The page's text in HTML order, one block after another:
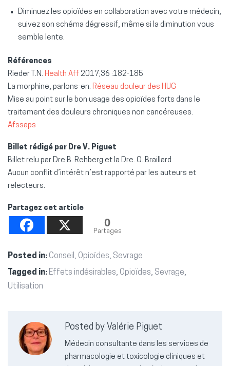
Diminuez les opioïdes en collaboration avec votre médecin,
suivez son schéma dégressif, même si la diminution vous
semble lente.
Références
Rieder T.N. Health Aff 2017;36 :182-185
La morphine, parlons-en. Réseau douleur des HUG
Mise au point sur le bon usage des opioïdes forts dans le
traitement des douleurs chroniques non cancéreuses.
Afssaps
Billet rédigé par Dre V. Piguet
Billet relu par Dre B. Rehberg et la Dre. O. Braillard
Aucun conflit d’intérêt n’est rapporté par les auteurs et
relecteurs.
Partagez cet article
0
Partages
Posted in: Conseil, Opioïdes, Sevrage
Tagged in: Effets indésirables, Opioïdes, Sevrage,
Utilisation
Posted by Valérie Piguet
Médecin consultante dans les services de
pharmacologie et toxicologie cliniques et